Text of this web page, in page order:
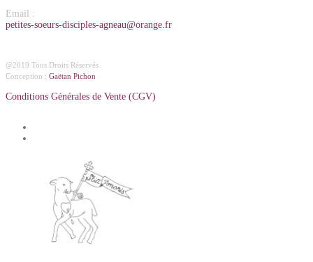
Email :
petites-soeurs-disciples-agneau@orange.fr
@2019 Tous Droits Réservés
Conception : Gaëtan Pichon
Conditions Générales de Vente (CGV)